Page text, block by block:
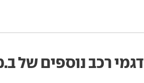
דגמי רכב נוספים של